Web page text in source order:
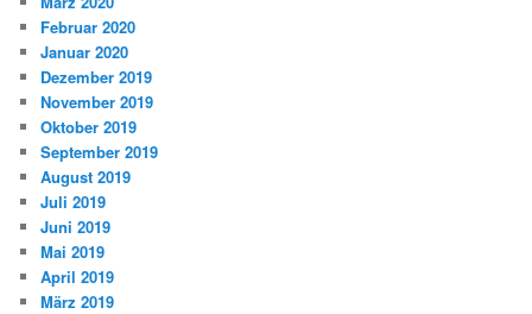
Februar 2020
Januar 2020
Dezember 2019
November 2019
Oktober 2019
September 2019
August 2019
Juli 2019
Juni 2019
Mai 2019
April 2019
März 2019